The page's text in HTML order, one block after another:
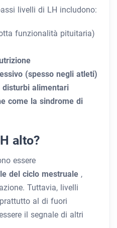
livelli di LH includono:
funzionalità pituitaria)
(spesso negli atleti)
disturbi alimentari
come la sindrome di
alto?
essere
del ciclo mestruale ,
Tuttavia, livelli
al di fuori
il segnale di altri